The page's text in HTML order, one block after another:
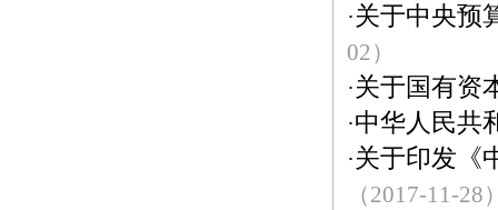
·关于中央预
02）
·关于国有资
·中华人民共
·关于印发《
（2017-11-28